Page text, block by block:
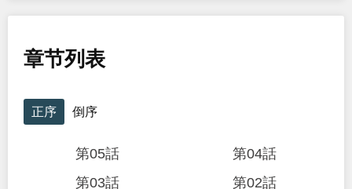
章节列表
正序 倒序
第05話
第04話
第03話
第02話